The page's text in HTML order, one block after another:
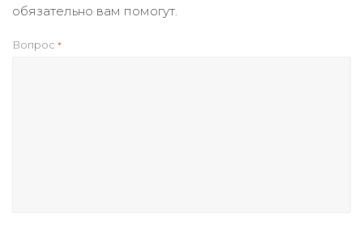
обязательно вам помогут.
Вопрос *